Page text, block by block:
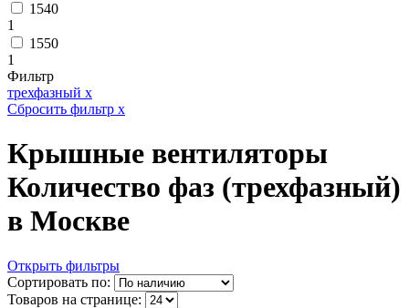
1540
1
1550
1
Фильтр
трехфазный x
Сбросить фильтр x
Крышные вентиляторы
Количество фаз (трехфазный)
в Москве
Открыть фильтры
Сортировать по:
Товаров на странице: